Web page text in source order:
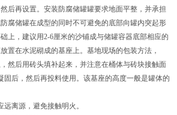
后再设置。安装防腐储罐罐要求地面平整，并承担
腐储罐在成型的同时不可避免的底部向罐内突起形
上，建议用2-6厘米的沙铺成与储罐容器底部相应的
置在水泥砌成的基座上。基地现场的包装方法，
然后用砖头填补起来，并注意在桶体与砖块接触面
固后，然后再投料使用。该基座的高度一般是罐体的
离源，避免接触明火。